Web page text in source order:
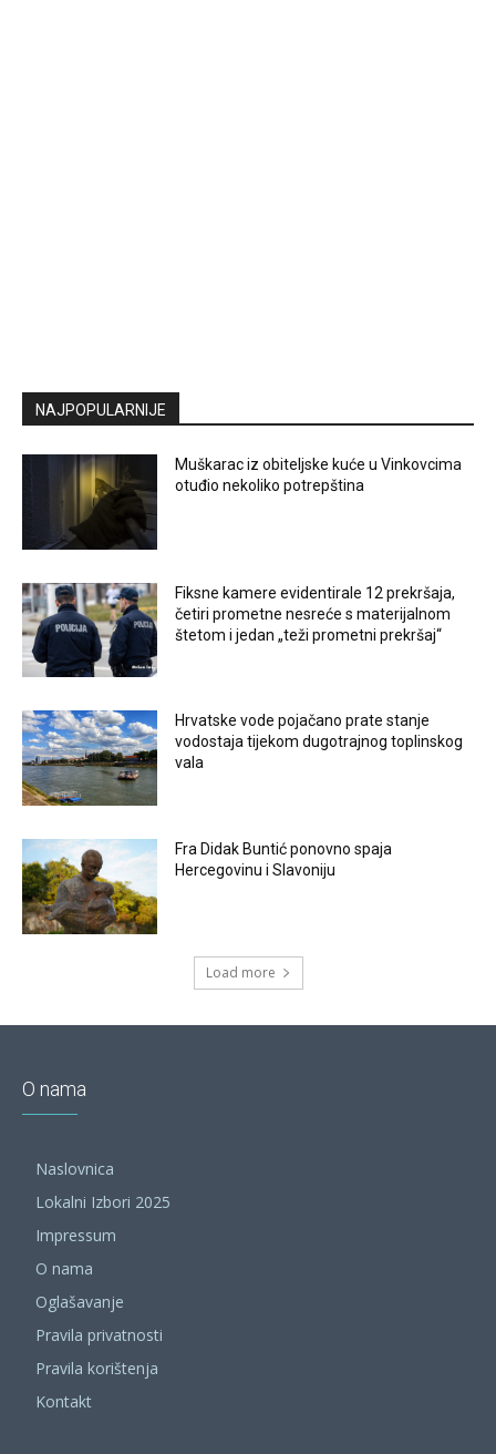
NAJPOPULARNIJE
Muškarac iz obiteljske kuće u Vinkovcima
otuđio nekoliko potrepština
Fiksne kamere evidentirale 12 prekršaja,
četiri prometne nesreće s materijalnom
štetom i jedan „teži prometni prekršaj“
Hrvatske vode pojačano prate stanje
vodostaja tijekom dugotrajnog toplinskog
vala
Fra Didak Buntić ponovno spaja
Hercegovinu i Slavoniju
Load more
O nama
Naslovnica
Lokalni Izbori 2025
Impressum
O nama
Oglašavanje
Pravila privatnosti
Pravila korištenja
Kontakt